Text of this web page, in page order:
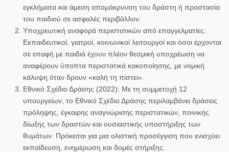
εγκλήματα και άμεση απομάκρυνση του δράστη ή προστασία
του παιδιού σε ασφαλές περιβάλλον.
Υποχρεωτική αναφορά περιστατικών από επαγγελματίες:
Εκπαιδευτικοί, γιατροί, κοινωνικοί λειτουργοί και όσοι έρχονται
σε επαφή με παιδιά έχουν πλέον θεσμική υποχρέωση να
αναφέρουν ύποπτα περιστατικά κακοποίησης, με νομική
κάλυψη όταν δρουν «καλή τη πίστει».
Εθνικό Σχέδιο Δράσης (2022): Με τη συμμετοχή 12
υπουργείων, το Εθνικό Σχέδιο Δράσης περιλαμβάνει δράσεις
πρόληψης, έγκαιρης αναγνώρισης περιστατικών, ποινικής
δίωξης των δραστών και ουσιαστικής υποστήριξης των
θυμάτων . Πρόκειται για μια ολιστική προσέγγιση που ενισχύει
εκπαίδευση, ενημέρωση και δομές στήριξης.